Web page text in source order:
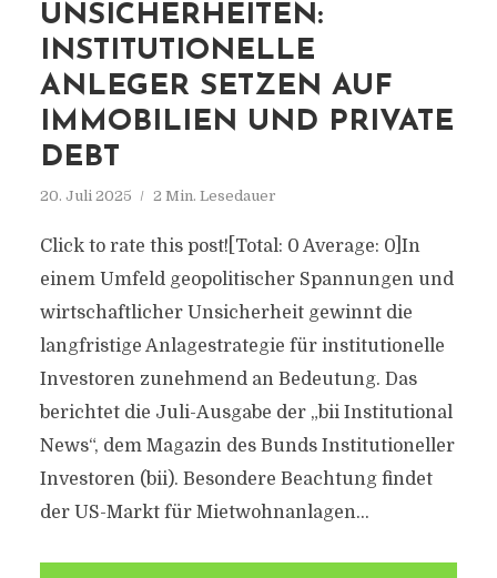
UNSICHERHEITEN:
INSTITUTIONELLE
ANLEGER SETZEN AUF
IMMOBILIEN UND PRIVATE
DEBT
20. Juli 2025 2 Min. Lesedauer
Click to rate this post![Total: 0 Average: 0]In
einem Umfeld geopolitischer Spannungen und
wirtschaftlicher Unsicherheit gewinnt die
langfristige Anlagestrategie für institutionelle
Investoren zunehmend an Bedeutung. Das
berichtet die Juli-Ausgabe der „bii Institutional
News“, dem Magazin des Bunds Institutioneller
Investoren (bii). Besondere Beachtung findet
der US-Markt für Mietwohnanlagen...